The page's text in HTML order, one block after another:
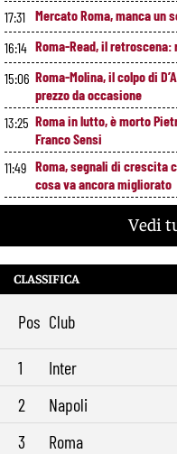
17:31 Mercato Roma, manca un
16:14 Roma-Read, il
15:06 Roma-Molina, il colpo di
prezzo da occasione
13:25 Roma in lutto, è morto
Franco Sensi
11:49 Roma, segnali di crescita
cosa va ancora migliorato
Roma, offerta da 12
9:29
Vedi
CLASSIFICA
Pos Club
1 Inter
2
Napoli
3
Roma